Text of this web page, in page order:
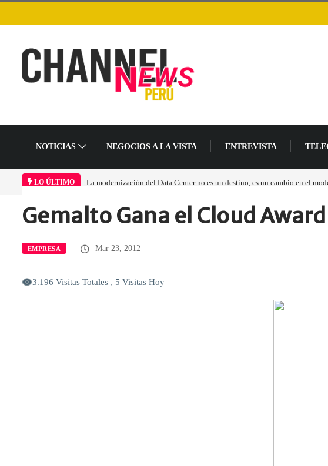
NOTICIAS NEGOCIOS A LA VISTA ENTREVISTA
LO ÚLTIMO La modernización del Data Center no es un destino, es un cambio en el
Home Empresa Gemalto Gana el…
Gemalto Gana el Cloud
EMPRESA Mar 23, 2012
3.196 Visitas Totales , 5 Visitas Hoy